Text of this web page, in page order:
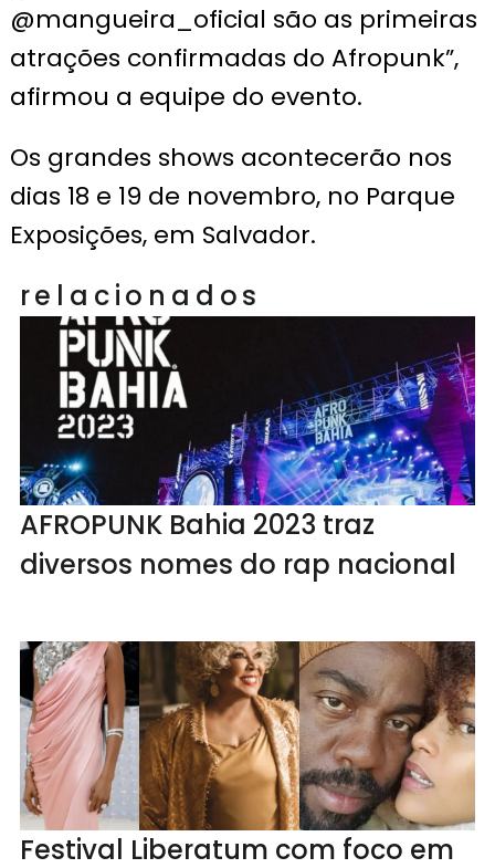
@mangueira_oficial são as primeiras
atrações confirmadas do Afropunk”,
afirmou a equipe do evento.
Os grandes shows acontecerão nos
dias 18 e 19 de novembro, no Parque
Exposições, em Salvador.
relacionados
AFROPUNK Bahia 2023 traz
diversos nomes do rap nacional
Festival Liberatum com foco em